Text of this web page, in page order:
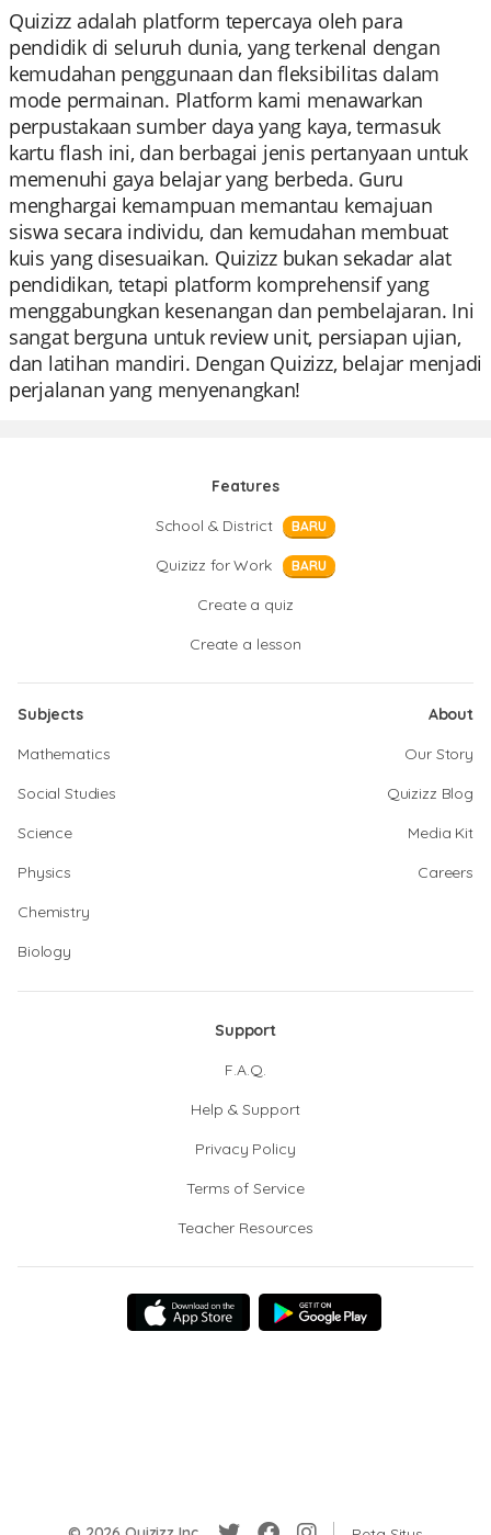
Quizizz adalah platform tepercaya oleh para
pendidik di seluruh dunia, yang terkenal dengan
kemudahan penggunaan dan fleksibilitas dalam
mode permainan. Platform kami menawarkan
perpustakaan sumber daya yang kaya, termasuk
kartu flash ini, dan berbagai jenis pertanyaan untuk
memenuhi gaya belajar yang berbeda. Guru
menghargai kemampuan memantau kemajuan
siswa secara individu, dan kemudahan membuat
kuis yang disesuaikan. Quizizz bukan sekadar alat
pendidikan, tetapi platform komprehensif yang
menggabungkan kesenangan dan pembelajaran. Ini
sangat berguna untuk review unit, persiapan ujian,
dan latihan mandiri. Dengan Quizizz, belajar menjadi
perjalanan yang menyenangkan!
Features
School & District
BARU
Quizizz for Work BARU
Create a quiz
Create a lesson
Subjects
Mathematics
Social Studies
Science
Physics
Chemistry
Biology
About
Our Story
Quizizz Blog
Media Kit
Careers
Support
F.A.Q.
Help & Support
Privacy Policy
Terms of Service
Teacher Resources